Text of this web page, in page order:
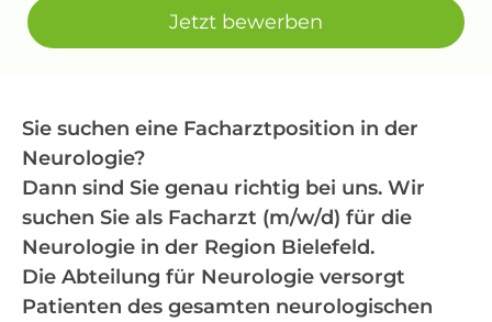
Jetzt bewerben
Sie suchen eine Facharztposition in der
Neurologie?
Dann sind Sie genau richtig bei uns. Wir
suchen Sie als Facharzt (m/w/d) für die
Neurologie in der Region Bielefeld.
Die Abteilung für Neurologie versorgt
Patienten des gesamten neurologischen